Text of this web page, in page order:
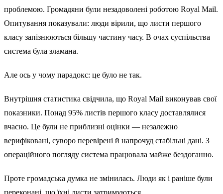
проблемою. Громадяни були незадоволені роботою Royal Mail.
Опитування показували: люди вірили, що листи першого
класу запізнюються більшу частину часу. В очах суспільства
система була зламана.
Але ось у чому парадокс: це було не так.
Внутрішня статистика свідчила, що Royal Mail виконував свої
показники. Понад 95% листів першого класу доставлялися
вчасно. Це були не приблизні оцінки — незалежно
верифіковані, суворо перевірені й напрочуд стабільні дані. З
операційного погляду система працювала майже бездоганно.
Проте громадська думка не змінилась. Люди як і раніше були
переконані, що їхні листи затримуються.